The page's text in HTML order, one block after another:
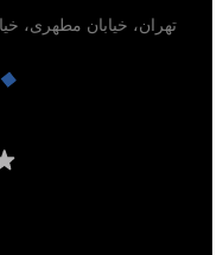
تهران، خیابان مطهری، خیابان